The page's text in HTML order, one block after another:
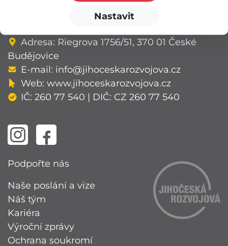
Nastavit
v Českých Budějovicích, oddíl O, vložka 94.
Adresa: Riegrova 1756/51, 370 01 České
Budějovice
E-mail: info@jihoceskarozvojova.cz
Web: www.jihoceskarozvojova.cz
IČ: 260 77 540 | DIČ: CZ 260 77 540
Podpořte nás
Naše poslání a vize
Náš tým
Kariéra
Výroční zprávy
Ochrana soukromí